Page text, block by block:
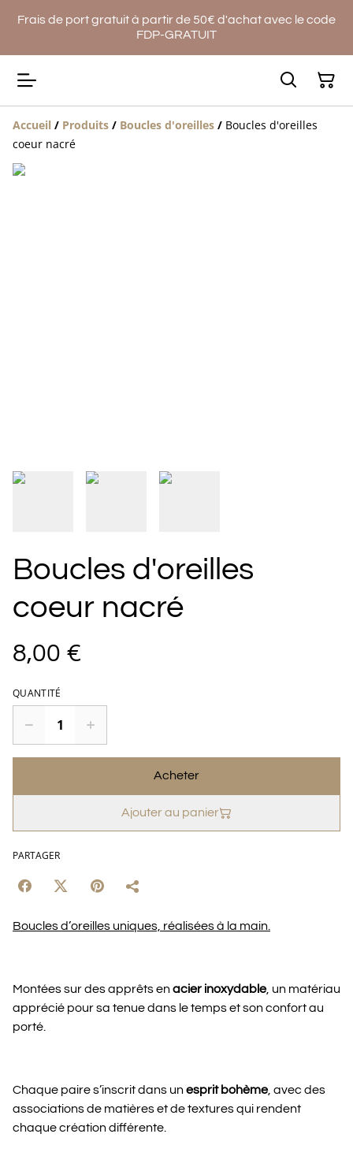
Frais de port gratuit à partir de 50€ d'achat avec le code
FDP-GRATUIT
Accueil / Produits / Boucles d'oreilles / Boucles d'oreilles
coeur nacré
Boucles d'oreilles
coeur nacré
8,00 €
QUANTITÉ
Acheter
Ajouter au panier
PARTAGER
Boucles d’oreilles uniques, réalisées à la main.
Montées sur des apprêts enacier inoxydable, un matériau
apprécié pour sa tenue dans le temps et son confort au
porté.
Chaque paire s’inscrit dans unesprit bohème, avec des
associations de matières et de textures qui rendent
chaque création différente.